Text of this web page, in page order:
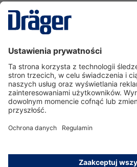
Serwisowa linia hotline
O nas
Korzystanie ze sklepu